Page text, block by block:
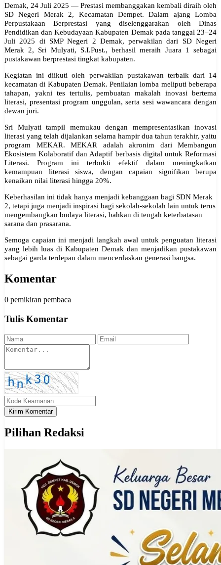
Demak, 24 Juli 2025 — Prestasi membanggakan kembali diraih oleh
SD Negeri Merak 2, Kecamatan Dempet. Dalam ajang Lomba
Perpustakaan Berprestasi yang diselenggarakan oleh Dinas
Pendidikan dan Kebudayaan Kabupaten Demak pada tanggal 23–24
Juli 2025 di SMP Negeri 2 Demak, perwakilan dari SD Negeri
Merak 2, Sri Mulyati, S.I.Pust., berhasil meraih Juara 1 sebagai
pustakawan berprestasi tingkat kabupaten.
Kegiatan ini diikuti oleh perwakilan pustakawan terbaik dari 14
kecamatan di Kabupaten Demak. Penilaian lomba meliputi beberapa
tahapan, yakni tes tertulis, pembuatan makalah inovasi bertema
literasi, presentasi program unggulan, serta sesi wawancara dengan
dewan juri.
Sri Mulyati tampil memukau dengan mempresentasikan inovasi
literasi yang telah dijalankan selama hampir dua tahun terakhir, yaitu
program MEKAR. MEKAR adalah akronim dari Membangun
Ekosistem Kolaboratif dan Adaptif berbasis digital untuk Reformasi
Literasi. Program ini terbukti efektif dalam meningkatkan
kemampuan literasi siswa, dengan capaian signifikan berupa
kenaikan nilai literasi hingga 20%.
Keberhasilan ini tidak hanya menjadi kebanggaan bagi SDN Merak
2, tetapi juga menjadi inspirasi bagi sekolah-sekolah lain untuk terus
mengembangkan budaya literasi, bahkan di tengah keterbatasan
sarana dan prasarana.
Semoga capaian ini menjadi langkah awal untuk penguatan literasi
yang lebih luas di Kabupaten Demak dan menjadikan pustakawan
sebagai garda terdepan dalam mencerdaskan generasi bangsa.
Komentar
0 pemikiran pembaca
Tulis Komentar
Kirim Komentar
Pilihan Redaksi